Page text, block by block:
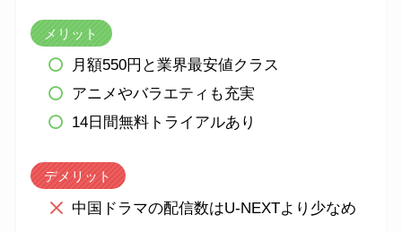
メリット
月額550円と業界最安値クラス
アニメやバラエティも充実
14日間無料トライアルあり
デメリット
中国ドラマの配信数はU-NEXTより少なめ